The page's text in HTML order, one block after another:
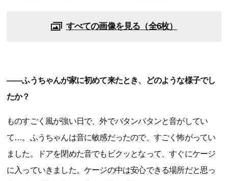
すべての画像を見る（全6枚）
――ふうちゃんが家に初めて来たとき、どのような様子でし
たか？
ものすごく風が強い日で、外でバタンバタンと音がしてい
て…。ふうちゃんは音に敏感だったので、すごく怖がってい
ました。ドアを閉めた音でもビクッとなって、すぐにケージ
に入っていきました。ケージの中は安心できる場所だと思っ